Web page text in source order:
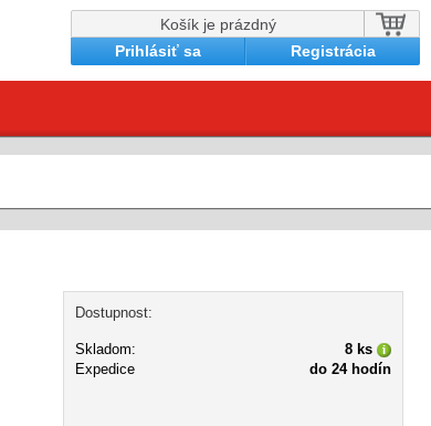
Košík je prázdný
Prihlásiť sa
Registrácia
Dostupnost:
Skladom:
8 ks
Expedice
do 24 hodín